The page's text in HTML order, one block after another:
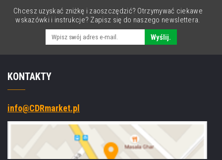
Chcesz uzyskać zniżkę i zaoszczędzić? Otrzymywać ciekawe
wskazówki i instrukcje? Zapisz się do naszego newslettera.
Wyślij.
KONTAKTY
info@CDRmarket.pl